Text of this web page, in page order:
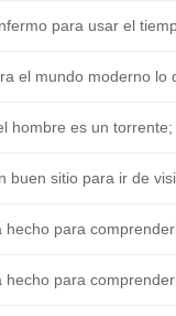
para usar el
el mundo moderno lo
hombre es un
buen sitio para ir de
hecho para
hecho para